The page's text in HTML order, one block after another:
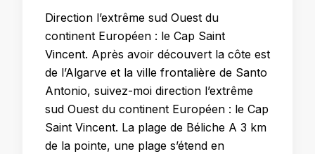
Direction l’extrême sud Ouest du
continent Européen : le Cap Saint
Vincent. Après avoir découvert la côte est
de l’Algarve et la ville frontalière de Santo
Antonio, suivez-moi direction l’extrême
sud Ouest du continent Européen : le Cap
Saint Vincent. La plage de Béliche A 3 km
de la pointe, une plage s’étend en